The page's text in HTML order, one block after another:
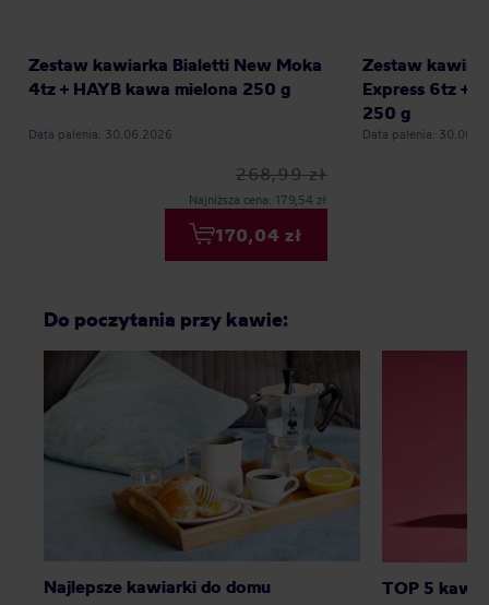
Zestaw kawiarka Bialetti New Moka
4tz + HAYB kawa mielona 250 g
Data palenia: 30.06.2026
268,99 zł
Najniższa cena: 179,54 zł
170,04 zł
Zestaw
Express 6tz +
250 g
Data palenia:
Do poczytania przy kawie:
Najlepsze kawiarki do domu TOP 5